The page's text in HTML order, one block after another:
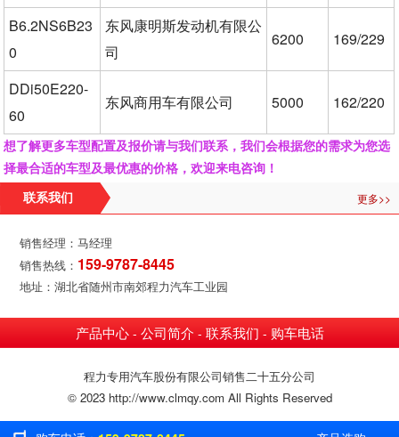
B6.2NS6B23
0
东风康明斯发动机有限公
司
6200 169/229
DDi50E220-
60
东风商用车有限公司 5000 162/220
想了解更多车型配置及报价请与我们联系，我们会根据您的需求为您选
择最合适的车型及最优惠的价格，欢迎来电咨询！
联系我们 更多>>
销售经理：马经理
销售热线： 159-9787-8445
地址：湖北省随州市南郊程力汽车工业园
产品中心- 公司简介 - 联系我们 - 购车电话
程力专用汽车股份有限公司销售二十五分公司
© 2023 http://www.clmqy.com All Rights Reserved